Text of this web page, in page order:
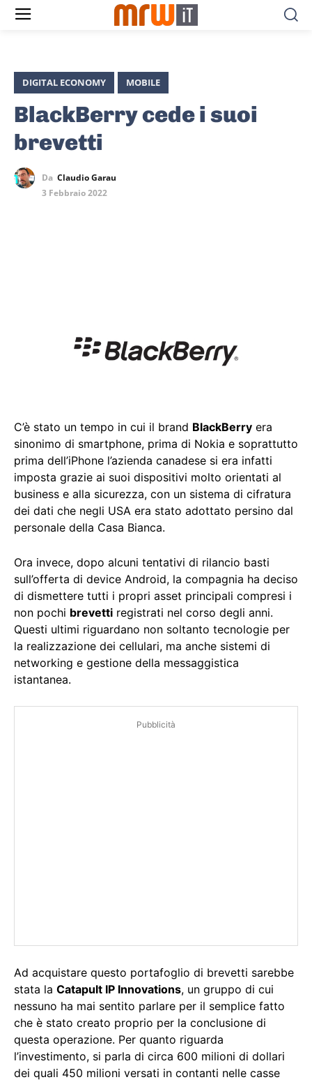
DIGITAL ECONOMY MOBILE
BlackBerry cede i suoi
brevetti
Da Claudio Garau
3 Febbraio 2022
C’è stato un tempo in cui il brand BlackBerry era
sinonimo di smartphone, prima di Nokia e soprattutto
prima dell’iPhone l’azienda canadese si era infatti
imposta grazie ai suoi dispositivi molto orientati al
business e alla sicurezza, con un sistema di cifratura
dei dati che negli USA era stato adottato persino dal
personale della Casa Bianca.
Ora invece, dopo alcuni tentativi di rilancio basti
sull’offerta di device Android, la compagnia ha deciso
di dismettere tutti i propri asset principali compresi i
non pochi brevetti registrati nel corso degli anni.
Questi ultimi riguardano non soltanto tecnologie per
la realizzazione dei cellulari, ma anche sistemi di
networking e gestione della messaggistica
istantanea.
Pubblicità
Ad acquistare questo portafoglio di brevetti sarebbe
stata la Catapult IP Innovations, un gruppo di cui
nessuno ha mai sentito parlare per il semplice fatto
che è stato creato proprio per la conclusione di
questa operazione. Per quanto riguarda
l’investimento, si parla di circa 600 milioni di dollari
dei quali 450 milioni versati in contanti nelle casse